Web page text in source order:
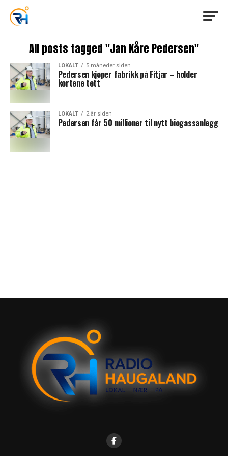
All posts tagged "Jan Kåre Pedersen"
LOKALT 5 måneder siden
Pedersen kjøper fabrikk på Fitjar – holder
kortene tett
LOKALT 2 år siden
Pedersen får 50 millioner til nytt biogassanlegg